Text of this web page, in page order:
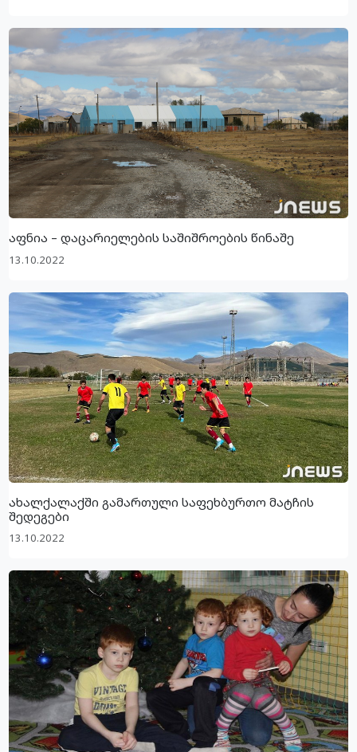
აფნია – დაცარიელების საშიშროების წინაშე
13.10.2022
ახალქალაქში გამართული საფეხბურთო მატჩის
შედეგები
13.10.2022